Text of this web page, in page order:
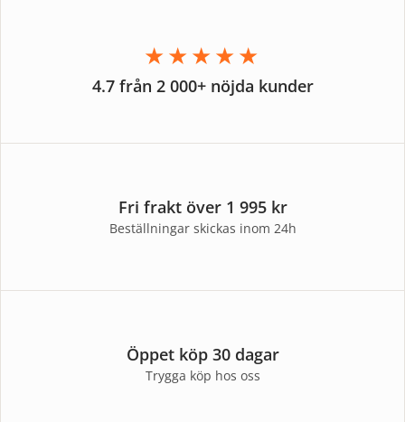
★★★★★
4.7 från 2 000+ nöjda kunder
Fri frakt över 1 995 kr
Beställningar skickas inom 24h
Öppet köp 30 dagar
Trygga köp hos oss